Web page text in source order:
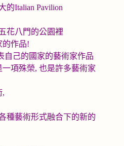
的Italian Pavilion
花八門的公園裡
的作品!
自己的國家的藝術家作品
一項殊榮, 也是許多藝術家
,
種藝術形式融合下的新的